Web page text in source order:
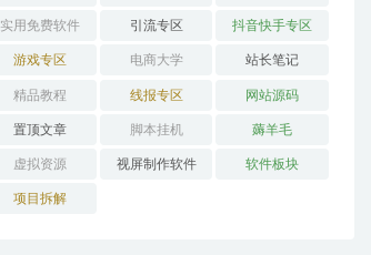
实用免费软件 引流专区 抖音快手专区
游戏专区 电商大学 站长笔记
精品教程 线报专区 网站源码
置顶文章 脚本挂机 薅羊毛
虚拟资源 视屏制作软件 软件板块
项目拆解